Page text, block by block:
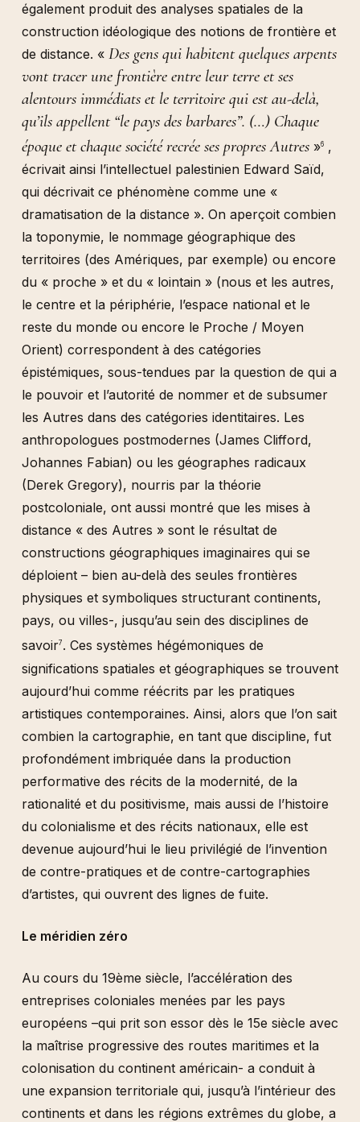
également produit des analyses spatiales de la
construction idéologique des notions de frontière et
de distance. « Des gens qui habitent quelques arpents
vont tracer une frontière entre leur terre et ses
alentours immédiats et le territoire qui est au-delà,
qu’ils appellent “le pays des barbares”. (…) Chaque
époque et chaque société recrée ses propres Autres»6,
écrivait ainsi l’intellectuel palestinien Edward Saïd,
qui décrivait ce phénomène comme une «
dramatisation de la distance ». On aperçoit combien
la toponymie, le nommage géographique des
territoires (des Amériques, par exemple) ou encore
du « proche » et du « lointain » (nous et les autres,
le centre et la périphérie, l’espace national et le
reste du monde ou encore le Proche / Moyen
Orient) correspondent à des catégories
épistémiques, sous-tendues par la question de qui a
le pouvoir et l’autorité de nommer et de subsumer
les Autres dans des catégories identitaires. Les
anthropologues postmodernes (James Clifford,
Johannes Fabian) ou les géographes radicaux
(Derek Gregory), nourris par la théorie
postcoloniale, ont aussi montré que les mises à
distance « des Autres » sont le résultat de
constructions géographiques imaginaires qui se
déploient – bien au-delà des seules frontières
physiques et symboliques structurant continents,
pays, ou villes-, jusqu’au sein des disciplines de
savoir7 . Ces systèmes hégémoniques de
significations spatiales et géographiques se trouvent
aujourd’hui comme réécrits par les pratiques
artistiques contemporaines. Ainsi, alors que l’on sait
combien la cartographie, en tant que discipline, fut
profondément imbriquée dans la production
performative des récits de la modernité, de la
rationalité et du positivisme, mais aussi de l’histoire
du colonialisme et des récits nationaux, elle est
devenue aujourd’hui le lieu privilégié de l’invention
de contre-pratiques et de contre-cartographies
d’artistes, qui ouvrent des lignes de fuite.
Le méridien zéro
Au cours du 19ème siècle, l’accélération des
entreprises coloniales menées par les pays
européens –qui prit son essor dès le 15e siècle avec
la maîtrise progressive des routes maritimes et la
colonisation du continent américain- a conduit à
une expansion territoriale qui, jusqu’à l’intérieur des
continents et dans les régions extrêmes du globe, a